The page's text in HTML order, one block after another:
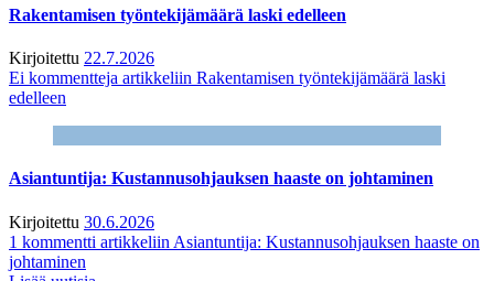
Rakentamisen työntekijämäärä laski edelleen
Kirjoitettu 22.7.2026
Ei kommentteja artikkeliin Rakentamisen työntekijämäärä laski
edelleen
Asiantuntija: Kustannusohjauksen haaste on johtaminen
Kirjoitettu 30.6.2026
1 kommentti artikkeliin Asiantuntija: Kustannusohjauksen haaste on
johtaminen